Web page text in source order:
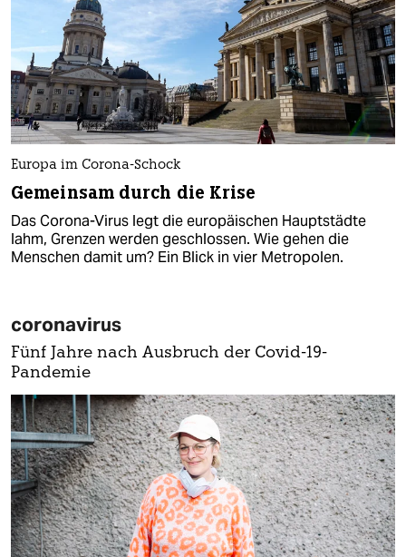
Europa im Corona-Schock
Gemeinsam durch die Krise
Das Corona-Virus legt die europäischen Hauptstädte
lahm, Grenzen werden geschlossen. Wie gehen die
Menschen damit um? Ein Blick in vier Metropolen.
coronavirus
Fünf Jahre nach Ausbruch der Covid-19-
Pandemie